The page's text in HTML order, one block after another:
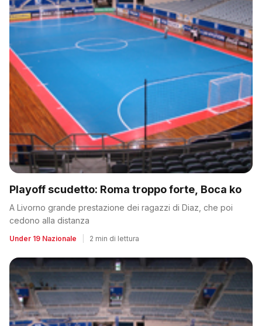
Playoff scudetto: Roma troppo forte, Boca ko
A Livorno grande prestazione dei ragazzi di Diaz, che poi
cedono alla distanza
Under 19 Nazionale 2 min di lettura